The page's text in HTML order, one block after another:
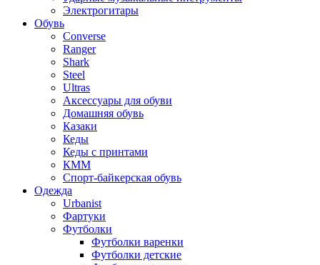
Электрогитары
Обувь
Converse
Ranger
Shark
Steel
Ultras
Аксессуары для обуви
Домашняя обувь
Казаки
Кеды
Кеды с принтами
КММ
Спорт-байкерская обувь
Одежда
Urbanist
Фартуки
Футболки
Футболки варенки
Футболки детские